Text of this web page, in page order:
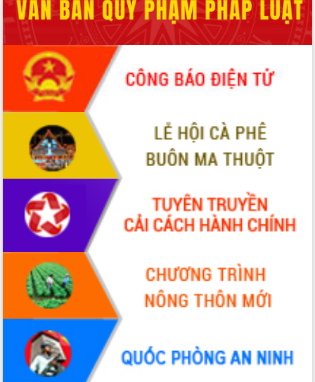
món ăn từ sầu riêng
Đắk Lắk công bố Quy hoạch và xúc
tiến đầu tư tỉnh
Ngành cá ngừ Đắk Lắk chủ động thích
ứng để giữ vững thị trường xuất khẩu
Diễn đàn Kinh tế tư nhân Việt Nam đột
phá cơ chế - Hợp tác công tư
Đề án 06 tạo bước ngoặt đột phá trong
cải cách hành chính tỉnh Đắk Lắk
Kết nối tour, đẩy mạnh chuyển đổi số
để phát triển du lịch Đắk Lắk
Khởi động Dự án Đầu tư xây dựng hạ
tầng kỹ thuật Cụm công nghiệp Tân
Tiến
Gặp mặt các cơ quan báo chí nhân Kỷ
niệm 101 năm Ngày Báo chí Cách
mạng Việt Nam
Đắk Lắk sơ kết 4 năm triển khai thực
hiện Đề án 06 của Chính phủ
Họp báo thông tin về Hội nghị Công bố
Quy hoạch và Xúc tiến đầu tư tỉnh Đắk
Khơi thông điểm nghẽn, đẩy nhanh
giải ngân vốn khắc phục thiên tai